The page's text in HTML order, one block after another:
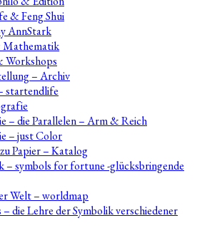
& Feng Shui
AnnStark
Mathematik
Workshops
– Archiv
startendlife
– die Parallelen – Arm & Reich
– just Color
Papier – Katalog
– symbols for fortune -glücksbringende
Welt – worldmap
– die Lehre der Symbolik verschiedener